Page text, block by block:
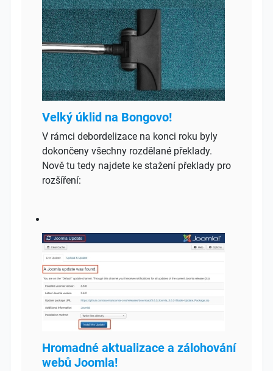
Velký úklid na Bongovo!
V rámci debordelizace na konci roku byly
dokončeny všechny rozdělané překlady.
Nově tu tedy najdete ke stažení překlady pro
rozšíření:
Hromadné aktualizace a zálohování
webů Joomla!